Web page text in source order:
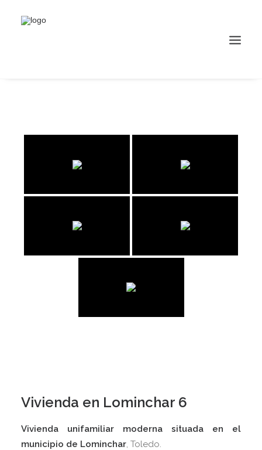
Vivienda en Lominchar 6
Vivienda unifamiliar moderna situada en el
municipio de Lominchar, Toledo.